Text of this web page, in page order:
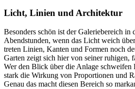
Licht, Linien und Architektur
Besonders schön ist der Galeriebereich in
Abendstunden, wenn das Licht weich
treten Linien, Kanten und Formen noch
Garten zeigt sich hier von seiner ruhigen,
Wer den Blick über die Anlage schweifen
stark die Wirkung von Proportionen und
Genau das macht diesen Bereich so